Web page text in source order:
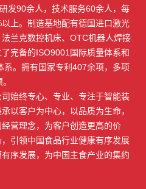
发90余人，技术服务60余人，每
上。制造基地配有德国进口激光
兰克数控机床、OTC机器人焊接
完备的ISO9001国际质量体系和
。拥有国家专利407余项，多项
始终专心、专业、专注于智能装
以客户为中心，以品质为生命，
营理念，为客户创造更高的价
引领中国食品行业健康有序发展
序发展，为中国主食产业的集约